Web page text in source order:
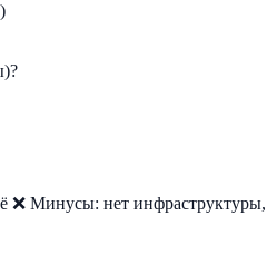
Минусы: нет